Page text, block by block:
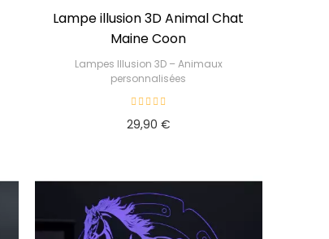
Lampe illusion 3D Animal Chat
Maine Coon
Lampes Illusion 3D – Animaux
personnalisées
29,90 €